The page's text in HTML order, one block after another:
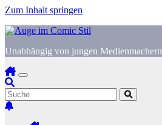
Zum Inhalt springen
Unabhängig von jungen Medienmachern